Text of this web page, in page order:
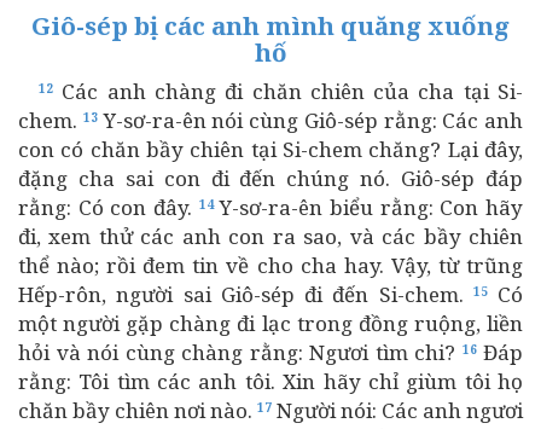
Giô-sép bị các anh mình quăng xuống
hố
12 Các anh chàng đi chăn chiên của cha tại Si-
chem. 13Y-sơ-ra-ên nói cùng Giô-sép rằng: Các anh
con có chăn bầy chiên tại Si-chem chăng? Lại đây,
đặng cha sai con đi đến chúng nó. Giô-sép đáp
rằng: Có con đây. 14Y-sơ-ra-ên biểu rằng: Con hãy
đi, xem thử các anh con ra sao, và các bầy chiên
thể nào; rồi đem tin về cho cha hay. Vậy, từ trũng
Hếp-rôn, người sai Giô-sép đi đến Si-chem.
15Có
một người gặp chàng đi lạc trong đồng ruộng, liền
hỏi và nói cùng chàng rằng: Ngươi tìm chi? 16Đáp
rằng: Tôi tìm các anh tôi. Xin hãy chỉ giùm tôi họ
chăn bầy chiên nơi nào. 17 Người nói: Các anh ngươi